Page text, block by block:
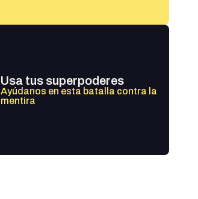
Usa tus superpoderes
Ayúdanos en esta batalla contra la
mentira